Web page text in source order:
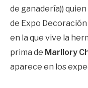
de ganadería))
de Expo
en la que vive la
prima de Marllory
aparece en los